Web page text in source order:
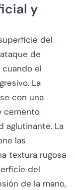
y
del
de
el
La
con una
cemento
aglutinante. La
las
textura rugosa
del
de la mano,